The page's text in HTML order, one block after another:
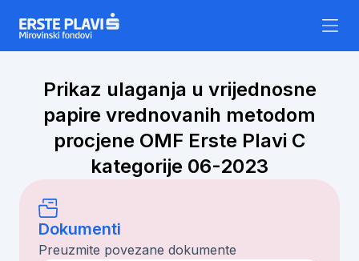
Prikaz ulaganja u vrijednosne
papire vrednovanih metodom
procjene OMF Erste Plavi C
kategorije 06-2023
Dokumenti
Preuzmite povezane dokumente